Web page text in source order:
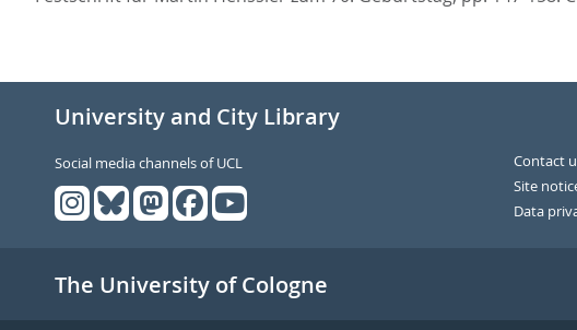
University and City Library
Social media channels of UCL
Contact
Site
Data
The University of Cologne